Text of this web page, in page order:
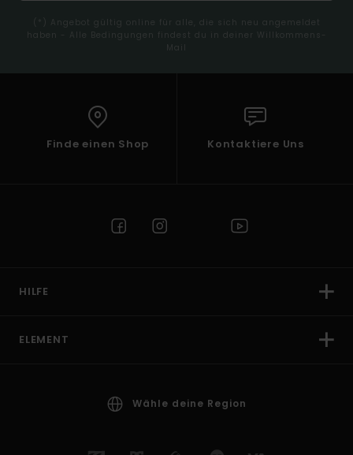
(*) Angebot gültig online für alle, die sich neu angemeldet
haben - Alle Bedingungen findest du in deiner Willkommens-
Mail
Finde einen Shop Kontaktiere Uns
HILFE
ELEMENT
Wähle deine Region